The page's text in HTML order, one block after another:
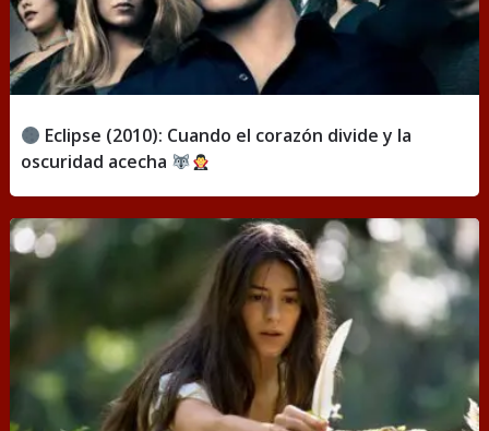
Eclipse (2010): Cuando el corazón divide y la
oscuridad acecha